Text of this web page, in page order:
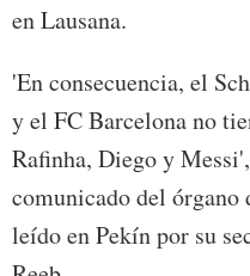
en Lausana.
'En consecuencia, el
y el FC Barcelona no
Rafinha, Diego y
comunicado del órgano
leído en Pekín por su